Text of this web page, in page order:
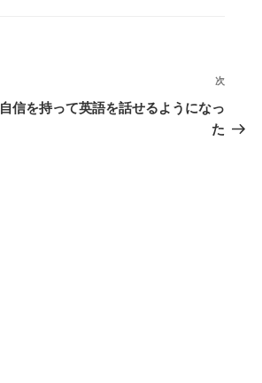
次
投
次
自信を持って英語を話せるようになっ
た